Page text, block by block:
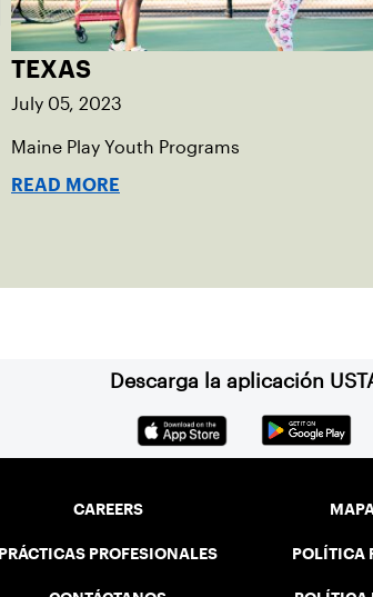
TEXAS
July 05, 2023
Maine Play Youth Programs
READ MORE
Descarga la aplicación
CAREERS
PRÁCTICAS PROFESIONALES POLÍTICA